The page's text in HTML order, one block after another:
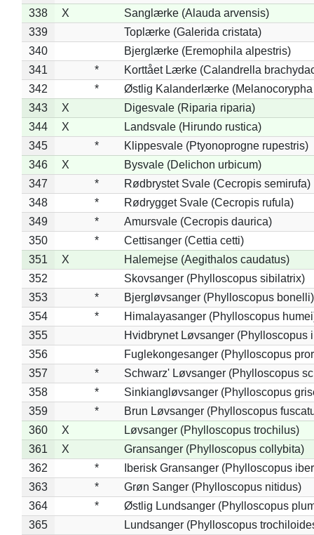
338 X
Sanglærke (Alauda arvensis)
339
Toplærke (Galerida cristata)
340
Bjerglærke (Eremophila alpestris)
341
*
Korttået Lærke (Calandrella
342
*
Østlig Kalanderlærke (Melanocorypha
343
X
Digesvale (Riparia riparia)
344
X
Landsvale (Hirundo rustica)
345
*
Klippesvale (Ptyonoprogne rupestris)
346
X
Bysvale (Delichon urbicum)
347
*
Rødbrystet Svale (Cecropis semirufa)
348
*
Rødrygget Svale (Cecropis rufula)
349
*
Amursvale (Cecropis daurica)
350
*
Cettisanger (Cettia cetti)
351
X
Halemejse (Aegithalos caudatus)
352
Skovsanger (Phylloscopus sibilatrix)
353
*
Bjergløvsanger (Phylloscopus bonelli)
354
*
Himalayasanger (Phylloscopus
355
Hvidbrynet Løvsanger (Phylloscopus
356
Fuglekongesanger (Phylloscopus
357
*
Schwarz' Løvsanger (Phylloscopus
358
*
Sinkiangløvsanger (Phylloscopus
359
*
Brun Løvsanger (Phylloscopus
360
X
Løvsanger (Phylloscopus trochilus)
361
X
Gransanger (Phylloscopus collybita)
362
*
Iberisk Gransanger (Phylloscopus
363
*
Grøn Sanger (Phylloscopus nitidus)
364
*
Østlig Lundsanger (Phylloscopus
365
Lundsanger (Phylloscopus